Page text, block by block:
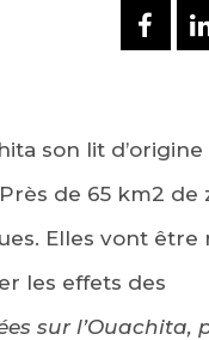
son lit d’origine
de 65 km2 de
Elles vont être
les effets des
sur l’Ouachita,